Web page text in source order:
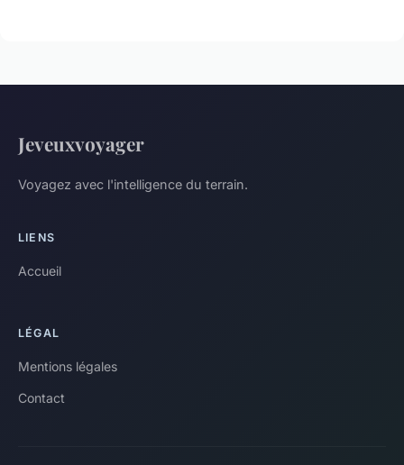
Jeveuxvoyager
Voyagez avec l'intelligence du terrain.
LIENS
Accueil
LÉGAL
Mentions légales
Contact